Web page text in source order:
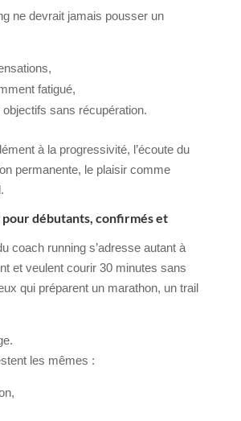
ne devrait jamais pousser un
fatigué,
sans récupération.
à la progressivité, l’écoute du
permanente, le plaisir comme
pour débutants, confirmés et
coach running s’adresse autant à
et veulent courir 30 minutes sans
qui préparent un marathon, un trail
les mêmes :